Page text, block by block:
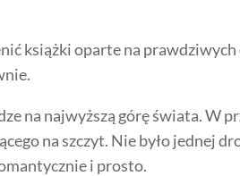
książki oparte na
na najwyższą górę świata.W
na szczyt. Nie było jednej
i prosto.